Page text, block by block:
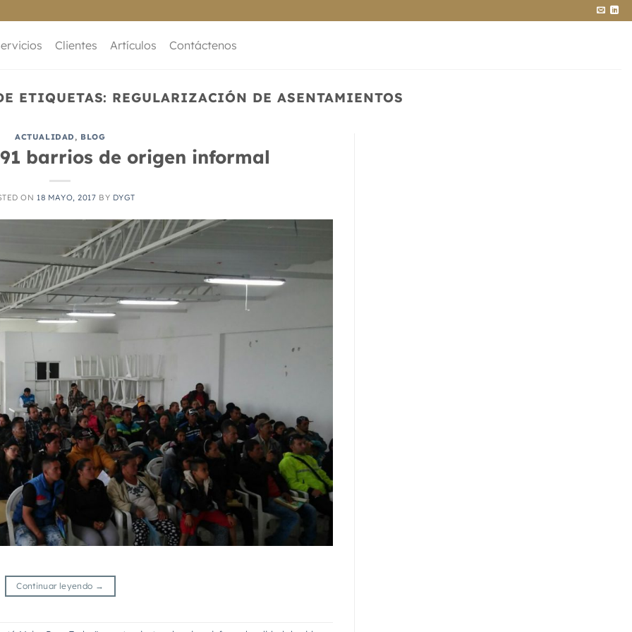
Clientes Artículos Contáctenos
ETIQUETAS: REGULARIZACIÓN DE ASENTAMIENTOS
ACTUALIDAD, BLOG
barrios de origen informal
ON 18 MAYO, 2017 BY DYGT
Continuar leyendo →